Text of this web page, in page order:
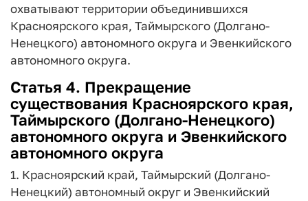
охватывают территории объединившихся
Красноярского края, Таймырского (Долгано-
Ненецкого) автономного округа и Эвенкийского
автономного округа.
Статья 4. Прекращение
существования Красноярского края,
Таймырского (Долгано-Ненецкого)
автономного округа и Эвенкийского
автономного округа
1. Красноярский край, Таймырский (Долгано-
Ненецкий) автономный округ и Эвенкийский